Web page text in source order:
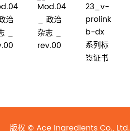
版权 © Ace Ingredients Co., Ltd.